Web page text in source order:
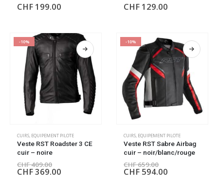
CHF 199.00 CHF 129.00
-10%
CUIRS, EQUIPEMENT PILOTE
Veste RST Roadster 3 CE
cuir – noire
CHF409.00
CHF369.00
-10%
CUIRS, EQUIPEMENT PILOTE
Veste RST Sabre Airbag
cuir – noir/blanc/rouge
CHF659.00
CHF 594.00